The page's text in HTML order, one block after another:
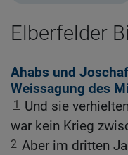
Elberfelder
Ahabs und
Weissagung des
1
Und sie
war kein Krieg
2 Aber im dritten